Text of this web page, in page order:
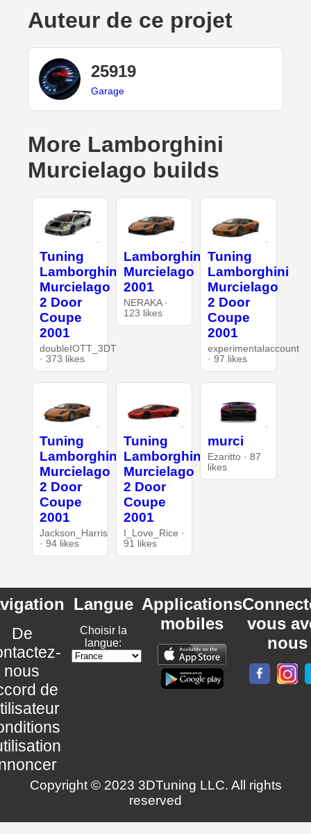
Auteur de ce projet
25919
Garage
More Lamborghini
Murcielago builds
Tuning
Lamborghini
Murcielago
2 Door
Coupe
2001
doubleIOTT_3DT
· 373 likes
Lamborghini
Murcielago
2001
NERAKA ·
123 likes
Tuning
Lamborghini
Murcielago
2 Door
Coupe
2001
experimentalaccount
· 97 likes
Tuning
Lamborghini
Murcielago
2 Door
Coupe
2001
Jackson_Harris
· 94 likes
Tuning
Lamborghini
Murcielago
2 Door
Coupe
2001
I_Love_Rice ·
91 likes
murci
Ezaritto · 87
likes
De
nous
de
Langue
Choisir la
langue:
Applications
mobiles
vous
nous
Copyright © 2023 3DTuning LLC. All rights
reserved